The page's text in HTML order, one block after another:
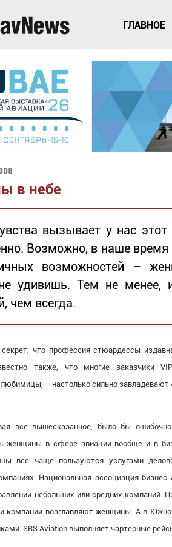
ГЛАВНОЕ
в небе
вызывает у нас
Возможно, в наше
возможностей –
удивишь. Тем не менее,
чем всегда.
что профессия стюардессы
также, что многие заказчики
– настолько сильно
все вышесказанное, было бы
женщины в сфере авиации вообще и в
все чаще пользуются услугами
Национальная ассоциация
небольших или средних компаний.
компании возглавляют женщины. А в
SRS Aviation выполняет чартерные